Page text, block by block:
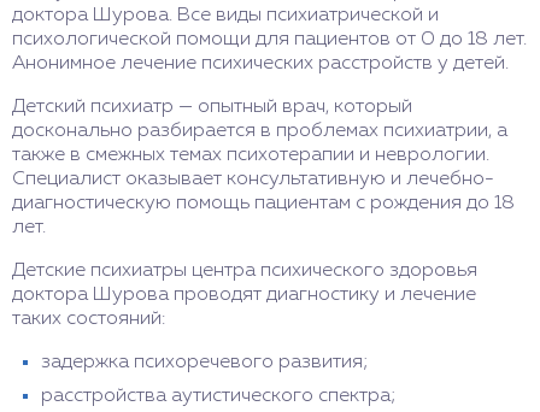
доктора Шурова. Все виды психиатрической и
психологической помощи для пациентов от 0 до 18 лет.
Анонимное лечение психических расстройств у детей.
Детский психиатр — опытный врач, который
досконально разбирается в проблемах психиатрии, а
также в смежных темах психотерапии и неврологии.
Специалист оказывает консультативную и лечебно-
диагностическую помощь пациентам с рождения до 18
лет.
Детские психиатры центра психического здоровья
доктора Шурова проводят диагностику и лечение
таких состояний:
задержка психоречевого развития;
расстройства аутистического спектра;